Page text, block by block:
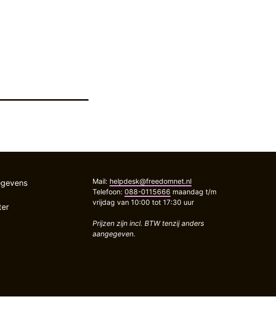
Mail: helpdesk@freedomnet.nl
Telefoon: 088-0115666 maandag t/m
vrijdag van 10:00 tot 17:30 uur
Prijzen zijn incl. BTW tenzij anders
aangegeven.